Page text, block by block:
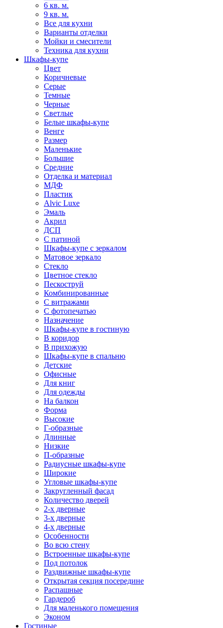
6 кв. м.
9 кв. м.
Все для кухни
Варианты отделки
Мойки и смесители
Техника для кухни
Шкафы-купе
Цвет
Коричневые
Серые
Темные
Черные
Светлые
Белые шкафы-купе
Венге
Размер
Маленькие
Большие
Средние
Отделка и материал
МДФ
Пластик
Alvic Luxe
Эмаль
Акрил
ДСП
С патиной
Шкафы-купе с зеркалом
Матовое зеркало
Стекло
Цветное стекло
Пескоструй
Комбинированные
С витражами
С фотопечатью
Назначение
Шкафы-купе в гостиную
В коридор
В прихожую
Шкафы-купе в спальню
Детские
Офисные
Для книг
Для одежды
На балкон
Форма
Высокие
Г-образные
Длинные
Низкие
П-образные
Радиусные шкафы-купе
Широкие
Угловые шкафы-купе
Закругленный фасад
Количество дверей
2-х дверные
3-х дверные
4-х дверные
Особенности
Во всю стену
Встроенные шкафы-купе
Под потолок
Раздвижные шкафы-купе
Открытая секция посередине
Распашные
Гардероб
Для маленького помещения
Эконом
Гостиные